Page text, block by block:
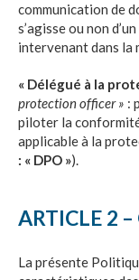
communication de
s’agisse ou non
intervenant dans la
« Délégué à la
protection officer » :
piloter la
applicable à la
: « DPO »).
ARTICLE 2
La présente